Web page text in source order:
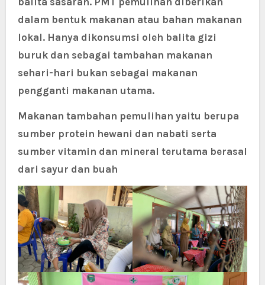
dalam bentuk makanan atau bahan makanan
lokal. Hanya dikonsumsi oleh balita gizi
buruk dan sebagai tambahan makanan
sehari-hari bukan sebagai makanan
pengganti makanan utama.
Makanan tambahan pemulihan yaitu berupa
sumber protein hewani dan nabati serta
sumber vitamin dan mineral terutama berasal
dari sayur dan buah